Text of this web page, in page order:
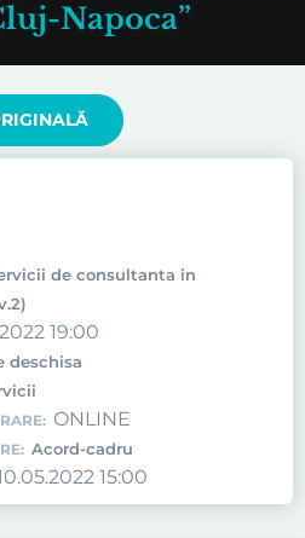
Napoca”
de consultanta in
19:00
deschisa
ONLINE
Acord-cadru
15:00